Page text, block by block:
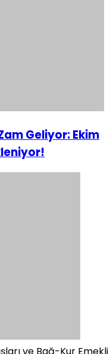
Geliyor: Ekim